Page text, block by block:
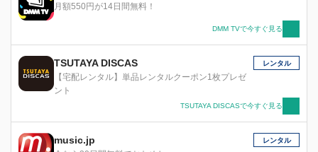
月額550円が14日間無料！
DMM TVで今すぐ見る
TSUTAYA DISCAS
【宅配レンタル】単品レンタルクーポン1枚プレゼ
ント
レンタル
TSUTAYA DISCASで今すぐ見る
music.jp レンタル